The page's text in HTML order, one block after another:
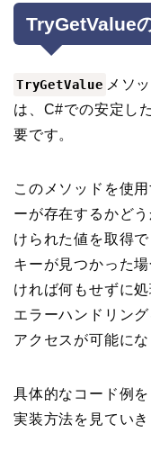
TryGetValue
TryGetValue メソ
は、C#での安定し
要です。
このメソッドを使用
ーが存在するかど
けられた値を取得で
キーが見つかった
ければ何もせずに
エラーハンドリン
アクセスが可能にな
具体的なコード例を
実装方法を見ていき